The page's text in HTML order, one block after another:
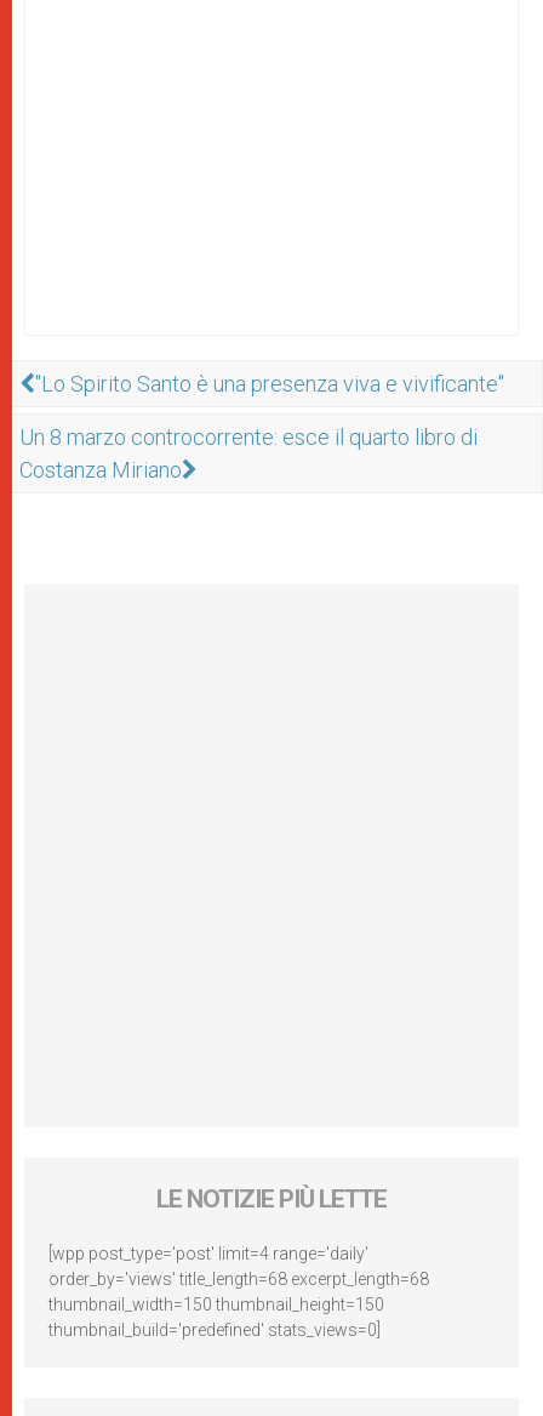
"Lo Spirito Santo è una presenza viva e vivificante"
Un 8 marzo controcorrente: esce il quarto libro di
Costanza Miriano
LE NOTIZIE PIÙ LETTE
[wpp post_type='post' limit=4 range='daily'
order_by='views' title_length=68 excerpt_length=68
thumbnail_width=150 thumbnail_height=150
thumbnail_build='predefined' stats_views=0]